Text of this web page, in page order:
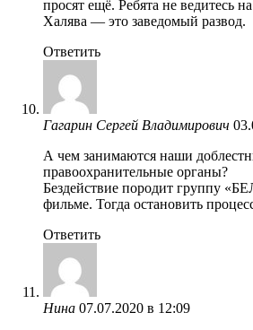
просят ещё. Ребята не ведитесь
Халява — это заведомый развод.
Ответить
Гагарин Сергей Владимирович
А чем занимаются наши
правоохранительные органы?
Бездействие породит группу
фильме. Тогда остановить
Ответить
Нина 07.07.2020 в 12:09